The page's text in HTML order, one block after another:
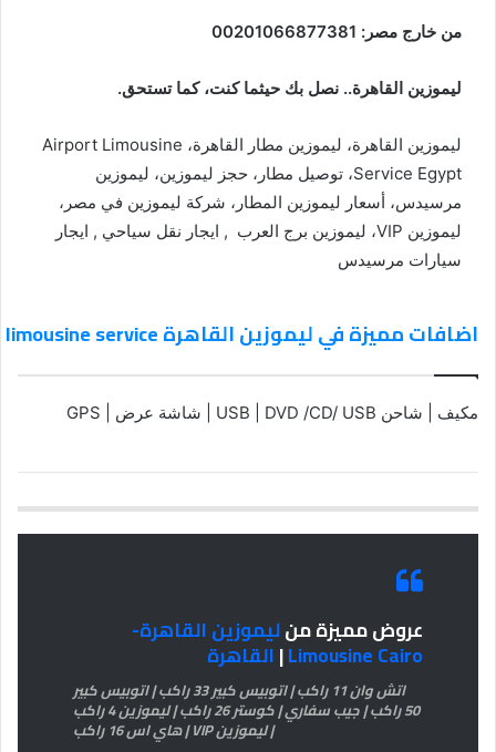
من خارج مصر: 00201066877381
ليموزين القاهرة.. نصل بك حيثما كنت، كما تستحق.
ليموزين القاهرة، ليموزين مطار القاهرة، Airport Limousine
Service Egypt، توصيل مطار، حجز ليموزين، ليموزين
مرسيدس، أسعار ليموزين المطار، شركة ليموزين في مصر،
ليموزين VIP، ليموزين برج العرب , ايجار نقل سياحي , ايجار
سيارات مرسيدس
اضافات مميزة في ليموزين القاهرة Air port limousine service
مكيف | شاحن USB | DVD /CD/ USB | شاشة عرض | GPS
عروض مميزة منليموزين القاهرة-
Limousine Cairo
|القاهرة
اتش وان 11 راكب | اتوبيس كبير 33 راكب | اتوبيس كبير
50 راكب | جيب سفاري | كوستر 26 راكب | ليموزين 4 راكب
| ليموزين VIP | هاي اس 16 راكب